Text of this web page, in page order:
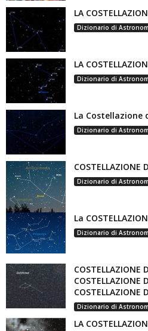
LA
Dizionario di
LA
Dizionario di
La Costellazione
Dizionario di
COSTELLAZIONE
Dizionario di
La
Dizionario di
COSTELLAZIONE
COSTELLAZIONE
COSTELLAZIONE
Dizionario di
LA